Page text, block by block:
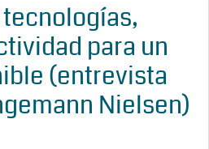
para un
(entrevista
Nielsen)